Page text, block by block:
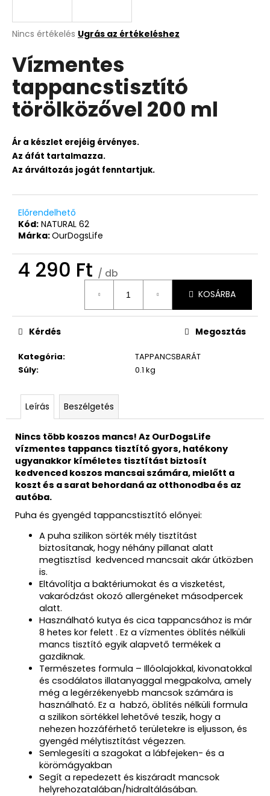
A
átlagos
értékelése
5-
ből
0,0
csillag.
Nincs értékelés Ugrás az értékeléshez
Vízmentes
tappancstisztító
törölközővel 200 ml
Ár a készlet erejéig érvényes.
Az áfát tartalmazza.
Az árváltozás jogát fenntartjuk.
Előrendelhető
Kód: NATURAL 62
Márka:OurDogsLife
4 290 Ft / db
KOSÁRBA
Kategória:
TAPPANCSBARÁT
Súly: 0.1 kg
Kérdés Megosztás
Leírás Beszélgetés
Nincs több koszos mancs! Az OurDogsLife
vízmentes tappancs tisztító gyors, hatékony
ugyanakkor kíméletes tisztítást biztosít
kedvenced koszos mancsai számára, mielőtt a
koszt és a sarat behordaná az otthonodba és az
autóba.
Puha és gyengéd tappancstisztító előnyei:
A puha szilikon sörték mély tisztítást
biztosítanak, hogy néhány pillanat alatt
megtisztísd kedvenced mancsait akár útközben
is.
Eltávolítja a baktériumokat és a viszketést,
vakaródzást okozó allergéneket másodpercek
alatt.
Használható kutya és cica tappancsához is már
8 hetes kor felett . Ez a vízmentes öblítés nélküli
mancs tisztító egyik alapvető termékek a
gazdiknak.
Természetes formula – Illóolajokkal, kivonatokkal
és csodálatos illatanyaggal megpakolva, amely
még a legérzékenyebb mancsok számára is
használható. Ez a habzó, öblítés nélküli formula
a szilikon sörtékkel lehetővé teszik, hogy a
nehezen hozzáférhető területekre is eljusson, és
gyengéd mélytisztítást végezzen.
Semlegesíti a szagokat a lábfejeken- és a
körömágyakban
Segít a repedezett és kiszáradt mancsok
helyrehozatalában/hidraltálásában.